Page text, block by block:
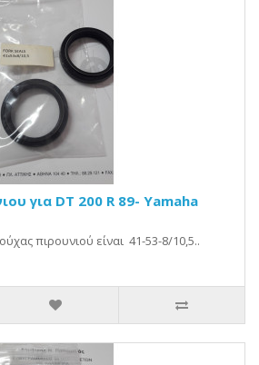
για DT 200 R 89- Υamaha
πιρουνιού είναι 41-53-8/10,5..